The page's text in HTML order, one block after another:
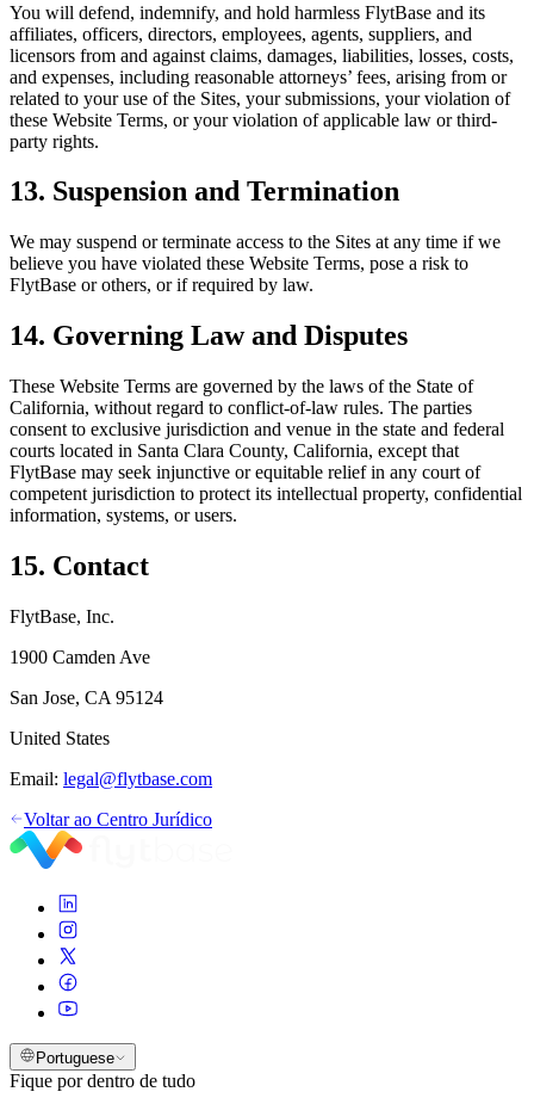
You will defend, indemnify, and hold harmless FlytBase and its
affiliates, officers, directors, employees, agents, suppliers, and
licensors from and against claims, damages, liabilities, losses, costs,
and expenses, including reasonable attorneys’ fees, arising from or
related to your use of the Sites, your submissions, your violation of
these Website Terms, or your violation of applicable law or third-
party rights.
13. Suspension and Termination
We may suspend or terminate access to the Sites at any time if we
believe you have violated these Website Terms, pose a risk to
FlytBase or others, or if required by law.
14. Governing Law and Disputes
These Website Terms are governed by the laws of the State of
California, without regard to conflict-of-law rules. The parties
consent to exclusive jurisdiction and venue in the state and federal
courts located in Santa Clara County, California, except that
FlytBase may seek injunctive or equitable relief in any court of
competent jurisdiction to protect its intellectual property, confidential
information, systems, or users.
15. Contact
FlytBase, Inc.
1900 Camden Ave
San Jose, CA 95124
United States
Email: legal@flytbase.com
Voltar ao Centro Jurídico
Portuguese
Fique por dentro de tudo